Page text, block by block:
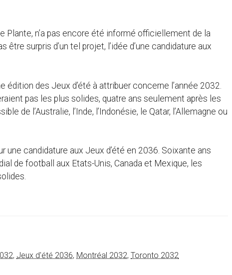
Plante, n’a pas encore été informé officiellement de la
surpris d’un tel projet, l’idée d’une candidature aux
édition des Jeux d’été à attribuer concerne l’année 2032.
pas les plus solides, quatre ans seulement après les
de l’Australie, l’Inde, l’Indonésie, le Qatar, l’Allemagne ou
candidature aux Jeux d’été en 2036. Soixante ans
de football aux Etats-Unis, Canada et Mexique, les
, Jeux d'été 2036, Montréal 2032, Toronto 2032